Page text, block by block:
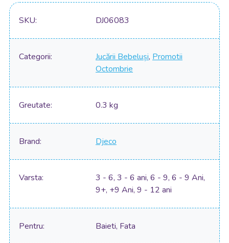
SKU DJ06083
Categorii Jucării Bebeluși, Promotii
Octombrie
Greutate 0.3 kg
Brand Djeco
Varsta
3 - 6, 3 - 6 ani, 6 - 9, 6 - 9 Ani,
9+, +9 Ani, 9 - 12 ani
Pentru Baieti, Fata